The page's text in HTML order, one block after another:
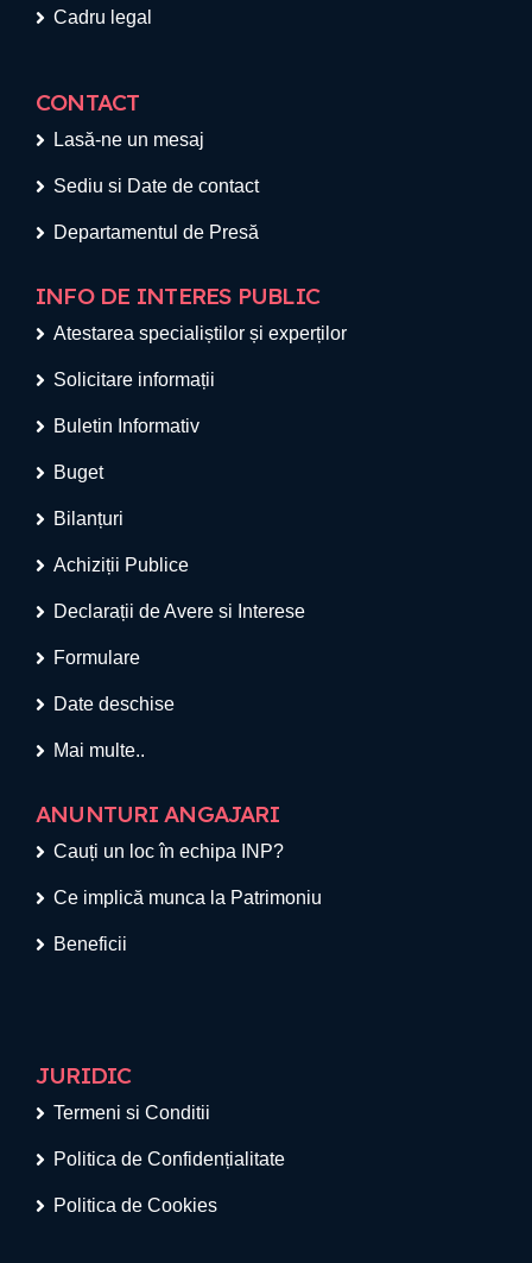
Cadru legal
CONTACT
Lasă-ne un mesaj
Sediu si Date de contact
Departamentul de Presă
INFO DE INTERES PUBLIC
Atestarea specialiștilor și experților
Solicitare informații
Buletin Informativ
Buget
Bilanțuri
Achiziții Publice
Declarații de Avere si Interese
Formulare
Date deschise
Mai multe..
ANUNTURI ANGAJARI
Cauți un loc în echipa INP?
Ce implică munca la Patrimoniu
Beneficii
JURIDIC
Termeni si Conditii
Politica de Confidențialitate
Politica de Cookies